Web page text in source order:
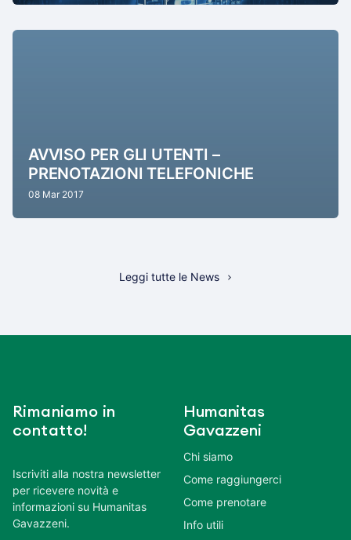
AVVISO PER GLI UTENTI –
PRENOTAZIONI TELEFONICHE
08 Mar 2017
Leggi tutte le News
Rimaniamo in
contatto!
Iscriviti alla nostra newsletter
per ricevere novità e
informazioni su Humanitas
Gavazzeni.
Humanitas
Gavazzeni
Chi siamo
Come raggiungerci
Come prenotare
Info utili